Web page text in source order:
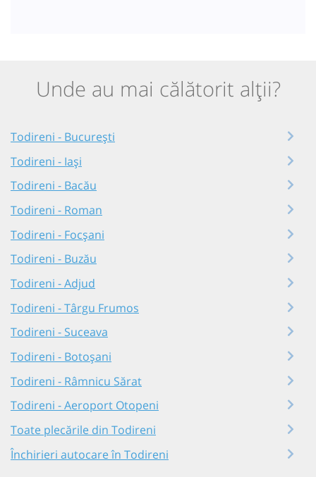
Unde au mai călătorit alții?
Todireni - București
Todireni - Iași
Todireni - Bacău
Todireni - Roman
Todireni - Focșani
Todireni - Buzău
Todireni - Adjud
Todireni - Târgu Frumos
Todireni - Suceava
Todireni - Botoșani
Todireni - Râmnicu Sărat
Todireni - Aeroport Otopeni
Toate plecările din Todireni
Închirieri autocare în Todireni